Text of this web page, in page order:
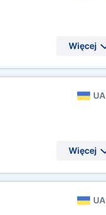
Więcej
UA
Więcej
UA